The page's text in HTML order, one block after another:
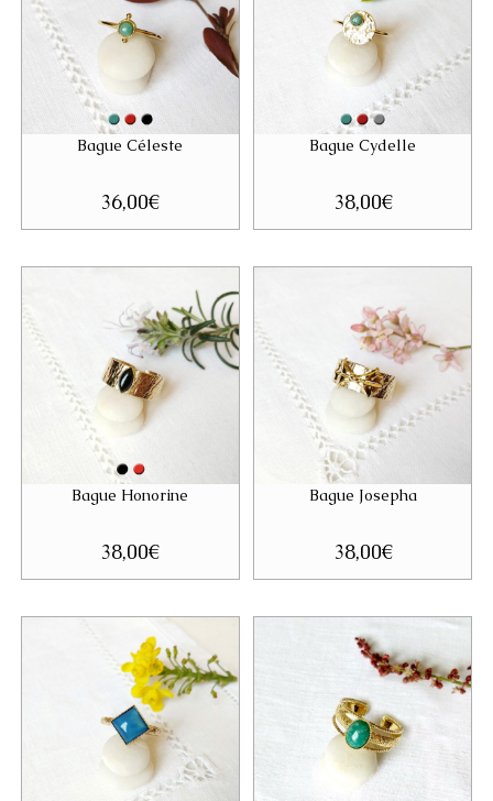
Bague Céleste
36,00€
Bague Cydelle
38,00€
Bague Honorine
38,00€
Bague Josepha
38,00€